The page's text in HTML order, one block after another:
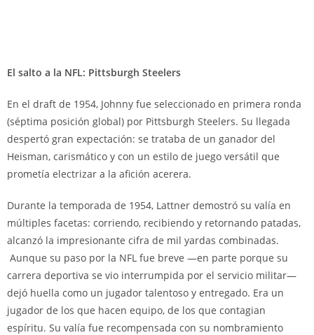
El salto a la NFL: Pittsburgh Steelers
En el draft de 1954, Johnny fue seleccionado en primera ronda
(séptima posición global) por Pittsburgh Steelers. Su llegada
despertó gran expectación: se trataba de un ganador del
Heisman, carismático y con un estilo de juego versátil que
prometía electrizar a la afición acerera.
Durante la temporada de 1954, Lattner demostró su valía en
múltiples facetas: corriendo, recibiendo y retornando patadas,
alcanzó la impresionante cifra de mil yardas combinadas.
Aunque su paso por la NFL fue breve —en parte porque su
carrera deportiva se vio interrumpida por el servicio militar—
dejó huella como un jugador talentoso y entregado. Era un
jugador de los que hacen equipo, de los que contagian
espíritu. Su valía fue recompensada con su nombramiento